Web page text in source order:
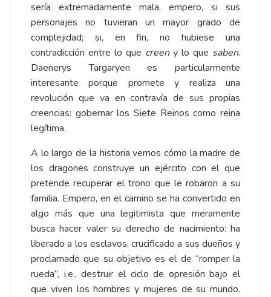
sería extremadamente mala, empero, si sus
personajes no tuvieran un mayor grado de
complejidad; si, en fin, no hubiese una
contradicción entre lo que creeny lo que saben.
Daenerys Targaryen es particularmente
interesante porque promete y realiza una
revolución que va en contravía de sus propias
creencias: gobernar los Siete Reinos como reina
legítima.
A lo largo de la historia vemos cómo la madre de
los dragones construye un ejército con el que
pretende recuperar el trono que le robaron a su
familia. Empero, en el camino se ha convertido en
algo más que una legitimista que meramente
busca hacer valer su derecho de nacimiento: ha
liberado a los esclavos, crucificado a sus dueños y
proclamado que su objetivo es el de “romper la
rueda”, i.e., destruir el ciclo de opresión bajo el
que viven los hombres y mujeres de su mundo.